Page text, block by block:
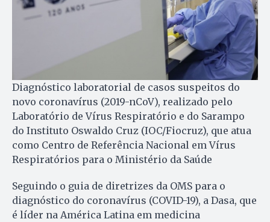
Diagnóstico laboratorial de casos suspeitos do
novo coronavírus (2019-nCoV), realizado pelo
Laboratório de Vírus Respiratório e do Sarampo
do Instituto Oswaldo Cruz (IOC/Fiocruz), que atua
como Centro de Referência Nacional em Vírus
Respiratórios para o Ministério da Saúde
Seguindo o guia de diretrizes da OMS para o
diagnóstico do coronavírus (COVID-19), a Dasa, que
é líder na América Latina em medicina